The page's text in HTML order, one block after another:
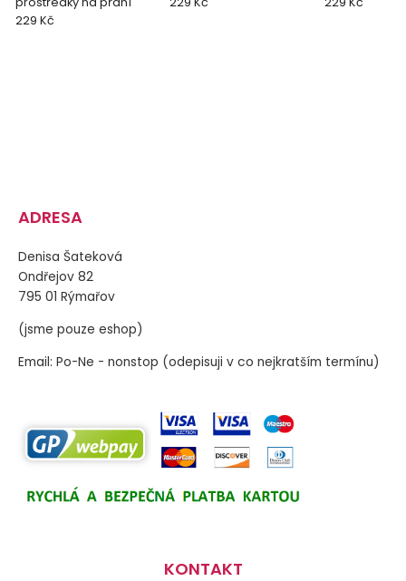
229 Kč
ADRESA
Denisa Šateková
Ondřejov 82
795 01 Rýmařov
(jsme pouze eshop)
Email: Po-Ne - nonstop (odepisuji v co nejkratším termínu)
KONTAKT